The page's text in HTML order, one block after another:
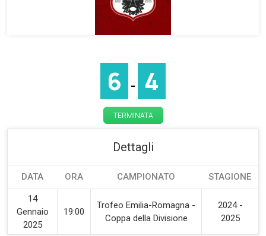
6 - 4
TERMINATA
Dettagli
DATA ORA CAMPIONATO STAGIONE
14
Gennaio
2025
19:00
Trofeo Emilia-Romagna -
Coppa della Divisione
2024 -
2025